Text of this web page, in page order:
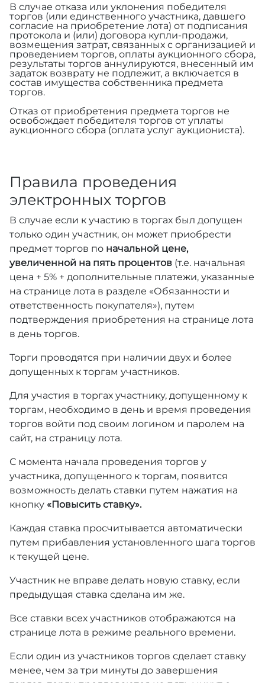
В случае отказа или уклонения победителя
торгов (или единственного участника, давшего
согласие на приобретение лота) от подписания
протокола и (или) договора купли-продажи,
возмещения затрат, связанных с организацией и
проведением торгов, оплаты аукционного сбора,
результаты торгов аннулируются, внесенный им
задаток возврату не подлежит, а включается в
состав имущества собственника предмета
торгов.
Отказ от приобретения предмета торгов не
освобождает победителя торгов от уплаты
аукционного сбора (оплата услуг аукциониста).
Правила проведения
электронных торгов
В случае если к участию в торгах был допущен
только один участник, он может приобрести
предмет торгов по начальной цене,
увеличенной на пять процентов (т.е. начальная
цена + 5% + дополнительные платежи, указанные
на странице лота в разделе «Обязанности и
ответственность покупателя»), путем
подтверждения приобретения на странице лота
в день торгов.
Торги проводятся при наличии двух и более
допущенных к торгам участников.
Для участия в торгах участнику, допущенному к
торгам, необходимо в день и время проведения
торгов войти под своим логином и паролем на
сайт, на страницу лота.
С момента начала проведения торгов у
участника, допущенного к торгам, появится
возможность делать ставки путем нажатия на
кнопку «Повысить ставку».
Каждая ставка просчитывается автоматически
путем прибавления установленного шага торгов
к текущей цене.
Участник не вправе делать новую ставку, если
предыдущая ставка сделана им же.
Все ставки всех участников отображаются на
странице лота в режиме реального времени.
Если один из участников торгов сделает ставку
менее, чем за три минуты до завершения